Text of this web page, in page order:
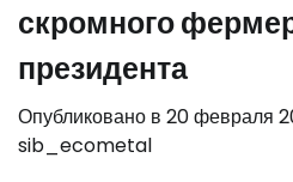
скромного
президента
Опубликовано в 20 февраля
sib_ecometal